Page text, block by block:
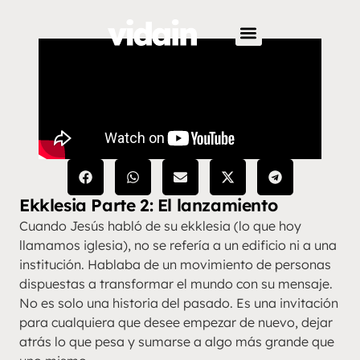
Ekklesia Parte 2: El lanzamiento
Cuando Jesús habló de su ekklesia (lo que hoy
llamamos iglesia), no se refería a un edificio ni a una
institución. Hablaba de un movimiento de personas
dispuestas a transformar el mundo con su mensaje.
No es solo una historia del pasado. Es una invitación
para cualquiera que desee empezar de nuevo, dejar
atrás lo que pesa y sumarse a algo más grande que